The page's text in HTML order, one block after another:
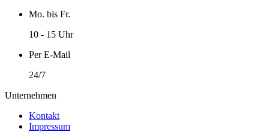
Mo. bis Fr.
10 - 15 Uhr
Per E-Mail
24/7
Unternehmen
Kontakt
Impressum